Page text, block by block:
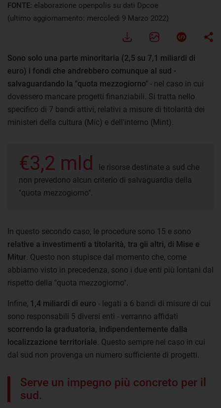
FONTE: elaborazione openpolis su dati Dpcoe
(ultimo aggiornamento: mercoledì 9 Marzo 2022)
Sono solo una parte minoritaria (2,5 su 7,1 miliardi di
euro) i fondi che andrebbero comunque al sud -
salvaguardando la "quota mezzogiorno" - nel caso in cui
dovessero mancare progetti finanziabili. Si tratta nello
specifico di 7 bandi attivi, relativi a misure di titolarità dei
ministeri della cultura (Mic) e dell'interno (Mint).
€3,2 mld
le risorse destinate a sud che
non prevedono alcun criterio di salvaguardia della
"quota mezzogiorno".
In questo secondo caso, le procedure sono 15 e sono
relative a investimenti a titolarità, tra gli altri, di Mise e
Mitur . Questo non stupisce dal momento che, come
abbiamo visto in precedenza, sono i due enti più lontani dal
rispetto della "quota mezzogiorno".
Infine, 1,4 miliardi di euro - legati a 6 bandi di misure di cui
sono responsabili 5 diversi enti - verranno affidati
scorrendo la graduatoria, indipendentemente dalla
localizzazione territoriale . Questo sempre nel caso in cui
dal sud non provenga un numero sufficiente di progetti.
Serve un impegno più concreto per il
sud.